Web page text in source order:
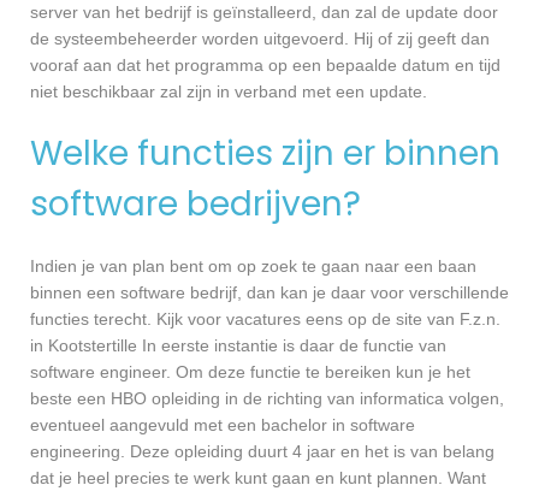
server van het bedrijf is geïnstalleerd, dan zal de update door
de systeembeheerder worden uitgevoerd. Hij of zij geeft dan
vooraf aan dat het programma op een bepaalde datum en tijd
niet beschikbaar zal zijn in verband met een update.
Welke functies zijn er binnen
software bedrijven?
Indien je van plan bent om op zoek te gaan naar een baan
binnen een software bedrijf, dan kan je daar voor verschillende
functies terecht. Kijk voor vacatures eens op de site van F.z.n.
in Kootstertille In eerste instantie is daar de functie van
software engineer. Om deze functie te bereiken kun je het
beste een HBO opleiding in de richting van informatica volgen,
eventueel aangevuld met een bachelor in software
engineering. Deze opleiding duurt 4 jaar en het is van belang
dat je heel precies te werk kunt gaan en kunt plannen. Want